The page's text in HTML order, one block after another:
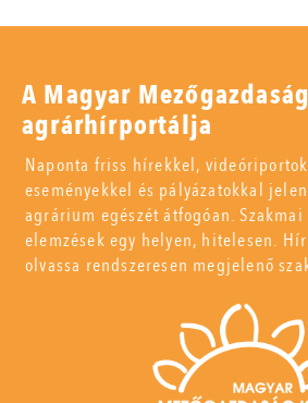
A Magyar
agrárhírportálja
Naponta friss hírekkel,
eseményekkel és pályázatokkal
agrárium egészét átfogóan.
elemzések egy helyen, hitelesen.
olvassa rendszeresen megjelenő